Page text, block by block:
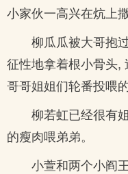
小家伙一高兴在炕上
柳瓜瓜被大哥抱
征性地拿着根小骨头,
哥哥姐姐们轮番投喂的
柳若虹已经很有
的瘦肉喂弟弟。
小萱和两个小阎